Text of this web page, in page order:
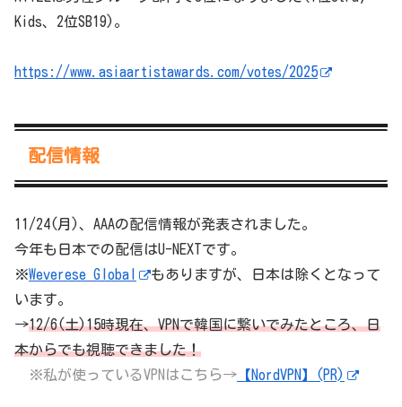
Kids、2位SB19)。
https://www.asiaartistawards.com/votes/2025
配信情報
11/24(月)、AAAの配信情報が発表されました。
今年も日本での配信はU-NEXTです。
※Weverese Global
もありますが、日本は除くとなって
います。
→12/6(土)15時現在、VPNで韓国に繋いでみたところ、日
本からでも視聴できました！
※私が使っているVPNはこちら→ 【NordVPN】(PR)